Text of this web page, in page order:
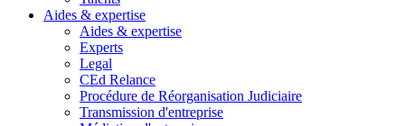
Aides & expertise
Aides & expertise
Experts
Legal
CEd Relance
Procédure de Réorganisation Judiciaire
Transmission d'entreprise